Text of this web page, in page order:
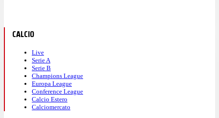
CALCIO
Live
Serie A
Serie B
Champions League
Europa League
Conference League
Calcio Estero
Calciomercato